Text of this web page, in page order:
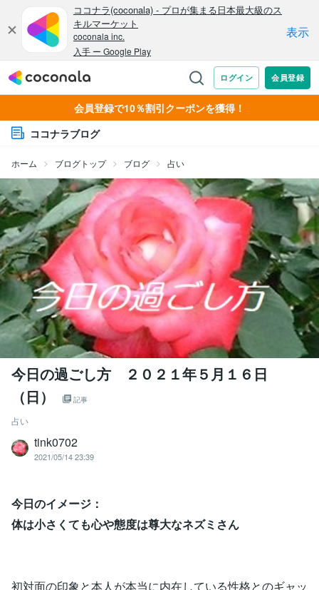
会員登録で10％割引クーポンを獲得！
ココナラブログ
ホーム ブログトップ ブログ 占い
今日の過ごし方 ２０２１年５月１６日
（日）
記事
占い
tink0702
2021/05/14 23:39
今日のイメージ：
体は小さくても心や態度は尊大なネズミさん
初対面の印象と本人が本当に内在している性格とのギャッ